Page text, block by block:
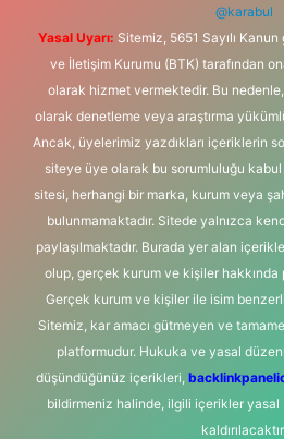
@karabul
Yasal Uyarı: Sitemiz, 5651 Sayılı
ve İletişim Kurumu (BTK) tarafından
olarak hizmet vermektedir. Bu
olarak denetleme veya araştırma
Ancak, üyelerimiz yazdıkları içeriklerin
siteye üye olarak bu sorumluluğu kabul
sitesi, herhangi bir marka, kurum veya
bulunmamaktadır. Sitede yalnızca
paylaşılmaktadır. Burada yer alan
olup, gerçek kurum ve kişiler hakkında
Gerçek kurum ve kişiler ile isim
Sitemiz, kar amacı gütmeyen ve
platformudur. Hukuka ve yasal
düşündüğünüz içerikleri,
bildirmeniz halinde, ilgili içerikler